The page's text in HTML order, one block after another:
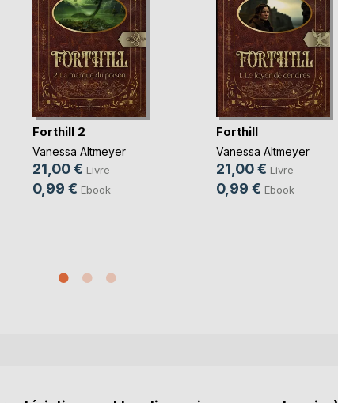
Forthill 2
Vanessa Altmeyer
21,00 € Livre
0,99 € Ebook
Forthill
Vanessa Altmeyer
21,00 € Livre
0,99 € Ebook